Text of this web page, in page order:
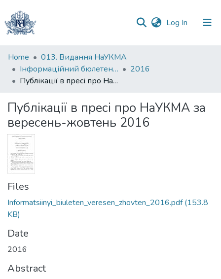
Log In (current)
Communities
&
Collections
Statistics
Home
013. Видання НаУКМА
Інформаційний бюлетень НБ НаУКМА
2016
Публікації в пресі про НаУКМА за вересень-жовтень 2016
Публікації в пресі про НаУКМА за
вересень-жовтень 2016
Files
Informatsiinyi_biuleten_veresen_zhovten_2016.pdf(153.8
KB)
Date
2016
Abstract